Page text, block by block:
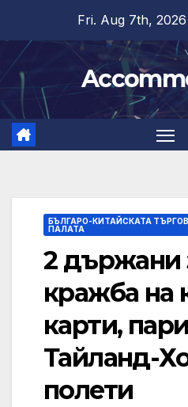
content
Fri. Aug 7th, 2026
БЪЛГАРО-КИТАЙСКАТА
ПАЛАТА
2 държани
кражба на
карти,
Тайланд-
полети